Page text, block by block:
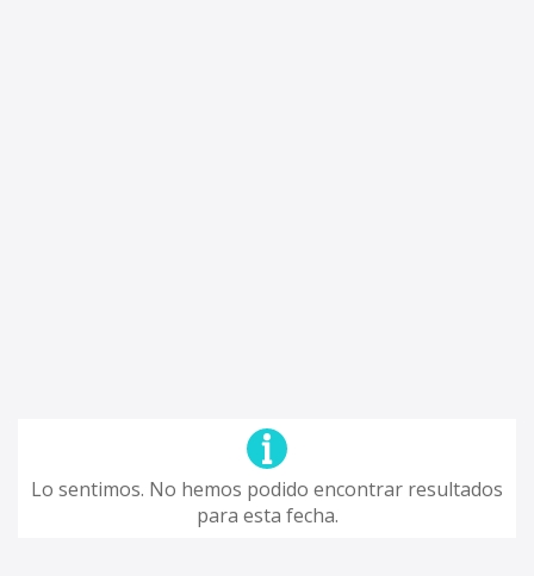
Lo sentimos. No hemos podido encontrar resultados
para esta fecha.